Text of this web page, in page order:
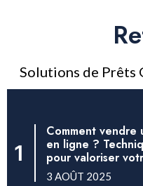
Solutions de Prêts
Comment
en ligne ?
pour valoriser
3 AOÛT 2025